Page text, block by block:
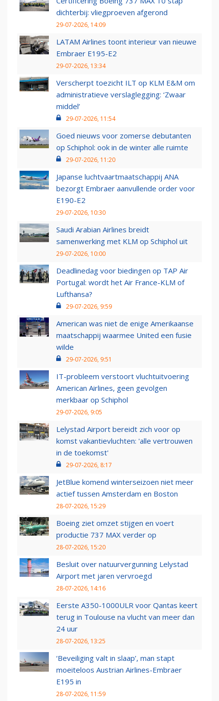
dichterbij: vliegproeven afgerond
29-07-2026, 14:09
LATAM Airlines toont interieur van nieuwe
Embraer E195-E2
29-07-2026, 13:34
Verscherpt toezicht ILT op KLM E&M om
administratieve verslaglegging: ‘Zwaar
middel’
29-07-2026, 11:54
Goed nieuws voor zomerse debutanten
op Schiphol: ook in de winter alle ruimte
29-07-2026, 11:20
Japanse luchtvaartmaatschappij ANA
bezorgt Embraer aanvullende order voor
E190-E2
29-07-2026, 10:30
Saudi Arabian Airlines breidt
samenwerking met KLM op Schiphol uit
29-07-2026, 10:00
Deadlinedag voor biedingen op TAP Air
Portugal: wordt het Air France-KLM of
Lufthansa?
29-07-2026, 9:59
American was niet de enige Amerikaanse
maatschappij waarmee United een fusie
wilde
29-07-2026, 9:51
IT-probleem verstoort vluchtuitvoering
American Airlines, geen gevolgen
merkbaar op Schiphol
29-07-2026, 9:05
Lelystad Airport bereidt zich voor op
komst vakantievluchten: 'alle vertrouwen
in de toekomst'
29-07-2026, 8:17
JetBlue komend winterseizoen niet meer
actief tussen Amsterdam en Boston
28-07-2026, 15:29
Boeing ziet omzet stijgen en voert
productie 737 MAX verder op
28-07-2026, 15:20
Besluit over natuurvergunning Lelystad
Airport met jaren vervroegd
28-07-2026, 14:16
Eerste A350-1000ULR voor Qantas keert
terug in Toulouse na vlucht van meer dan
24 uur
28-07-2026, 13:25
‘Beveiliging valt in slaap’, man stapt
moeiteloos Austrian Airlines-Embraer
E195 in
28-07-2026, 11:59